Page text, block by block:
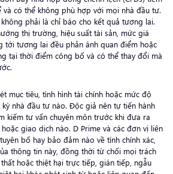
có thể không phù hợp với mọi nhà đầu tư.
phải là chỉ báo cho kết quả tương lai.
thị trường, hiệu suất tài sản, mức giá
tới tương lai đều phản ánh quan điểm hoặc
tại thời điểm công bố và có thể thay đổi mà
mục tiêu, tình hình tài chính hoặc mức độ
nhà đầu tư nào. Độc giả nên tự tiến hành
kiếm tư vấn chuyên môn trước khi đưa ra
giao dịch nào. D Prime và các đơn vị liên
bố hay bảo đảm nào về tính chính xác,
thông tin này, đồng thời từ chối mọi trách
hoặc thiệt hại trực tiếp, gián tiếp, ngẫu